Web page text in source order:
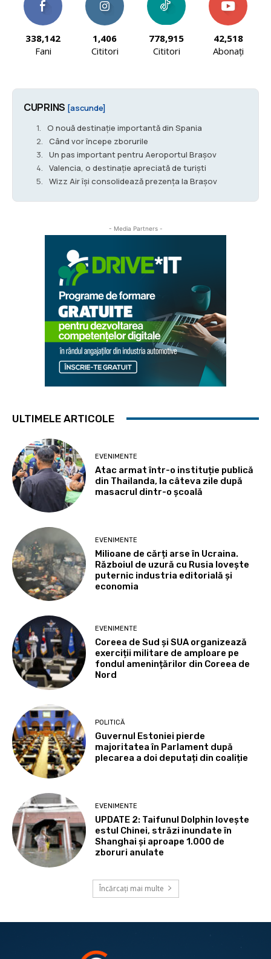
338,142
Fani
1,406
Cititori
778,915
Cititori
42,518
Abonați
CUPRINS [ascunde]
O nouă destinație importantă din Spania
Când vor începe zborurile
Un pas important pentru Aeroportul Brașov
Valencia, o destinație apreciată de turiști
Wizz Air își consolidează prezența la Brașov
- Media Partners -
ULTIMELE ARTICOLE
EVENIMENTE
Atac armat într-o instituție publică
din Thailanda, la câteva zile după
masacrul dintr-o școală
EVENIMENTE
Milioane de cărți arse în Ucraina.
Războiul de uzură cu Rusia lovește
puternic industria editorială și
economia
EVENIMENTE
Coreea de Sud și SUA organizează
exerciții militare de amploare pe
fondul amenințărilor din Coreea de
Nord
POLITICĂ
Guvernul Estoniei pierde
majoritatea în Parlament după
plecarea a doi deputați din coaliție
EVENIMENTE
UPDATE 2: Taifunul Dolphin lovește
estul Chinei, străzi inundate în
Shanghai și aproape 1.000 de
zboruri anulate
Încărcați mai multe